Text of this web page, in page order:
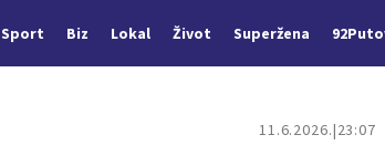
Sport Biz Lokal Život Superžena
11.6.2026. 23:07